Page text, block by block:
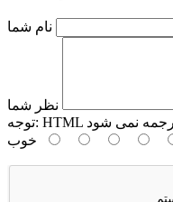
نام شما
نظر شما
توجه:
خوب